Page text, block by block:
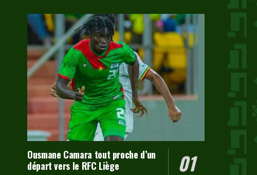
Ousmane Camara tout proche d’un
départ vers le RFC Liège